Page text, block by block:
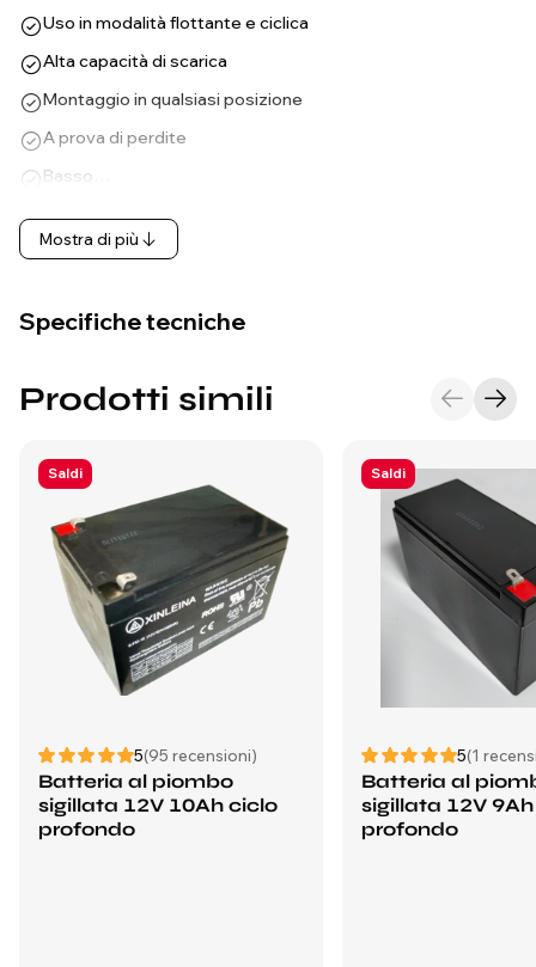
Uso in modalità flottante e ciclica
Alta capacità di scarica
Montaggio in qualsiasi posizione
A prova di perdite
Basso…
Mostra di più
Specifiche tecniche
Prodotti simili
Saldi
5(95 recensioni)
Batteria al piombo
sigillata 12V 10Ah ciclo
profondo
Saldi
5(1
Batteria al
sigillata 12V
profondo